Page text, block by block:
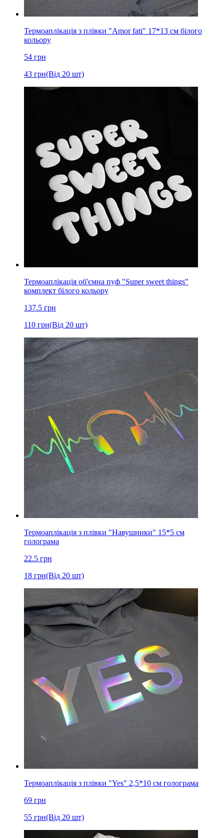
Термоаплікація з плівки "Amor fati" 17*13 см білого
кольору
54 грн
43 грн(Від 20 шт)
Термоаплікація об'ємна пуф "Super sweet things"
комплект білого кольору
137.5 грн
110 грн(Від 20 шт)
Термоаплікація з плівки "Навушники" 15*5 см
голограма
22.5 грн
18 грн(Від 20 шт)
Термоаплікація з плівки "Yes" 2,5*10 см голограма
69 грн
55 грн(Від 20 шт)